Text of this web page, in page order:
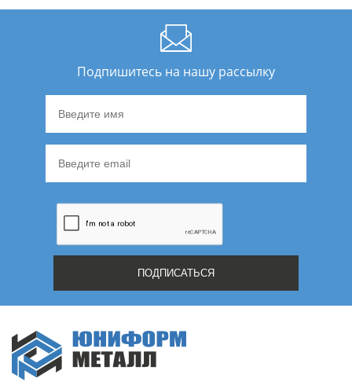
Подпишитесь на нашу рассылку